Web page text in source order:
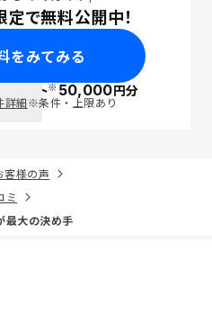
で無料公開中！
をみてみる
ポイント※50,000円分
詳細※条件・上限あり
客様の声
ミ
最大の決め手